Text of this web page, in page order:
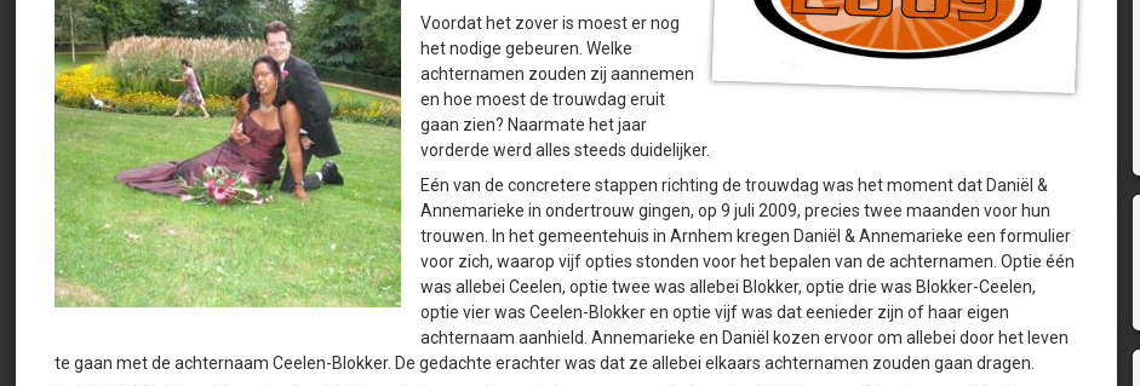
Voordat het zover is moest er nog
het nodige gebeuren. Welke
achternamen zouden zij aannemen
en hoe moest de trouwdag eruit
gaan zien? Naarmate het jaar
vorderde werd alles steeds duidelijker.
Eén van de concretere stappen richting de trouwdag was het moment dat Daniël &
Annemarieke in ondertrouw gingen, op 9 juli 2009, precies twee maanden voor hun
trouwen. In het gemeentehuis in Arnhem kregen Daniël & Annemarieke een formulier
voor zich, waarop vijf opties stonden voor het bepalen van de achternamen. Optie één
was allebei Ceelen, optie twee was allebei Blokker, optie drie was Blokker-Ceelen,
optie vier was Ceelen-Blokker en optie vijf was dat eenieder zijn of haar eigen
achternaam aanhield. Annemarieke en Daniël kozen ervoor om allebei door het leven
te gaan met de achternaam Ceelen-Blokker. De gedachte erachter was dat ze allebei elkaars achternamen zouden gaan dragen.